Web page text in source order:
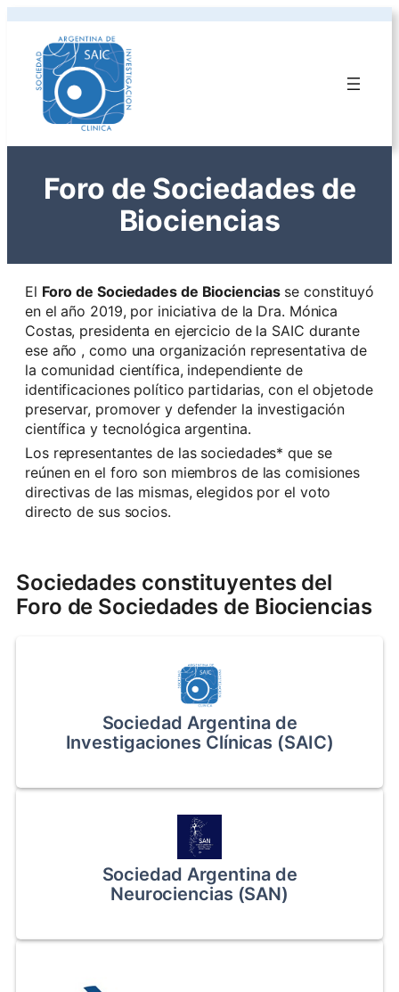
Foro de Sociedades de
Biociencias
El Foro de Sociedades de Biocienciasse constituyó
en el año 2019, por iniciativa de la Dra. Mónica
Costas, presidenta en ejercicio de la SAIC durante
ese año , como una organización representativa de
la comunidad científica, independiente de
identificaciones político partidarias, con el objetode
preservar, promover y defender la investigación
científica y tecnológica argentina.
Los representantes de las sociedades* que se
reúnen en el foro son miembros de las comisiones
directivas de las mismas, elegidos por el voto
directo de sus socios.
Sociedades constituyentes del
Foro de Sociedades de Biociencias
Sociedad Argentina de
Investigaciones Clínicas (SAIC)
Sociedad Argentina de
Neurociencias (SAN)